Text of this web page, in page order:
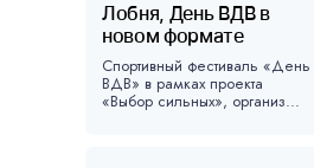
Лобня, День ВДВ в
новом формате
Спортивный фестиваль «День
ВДВ» в рамках проекта
«Выбор сильных», организ...